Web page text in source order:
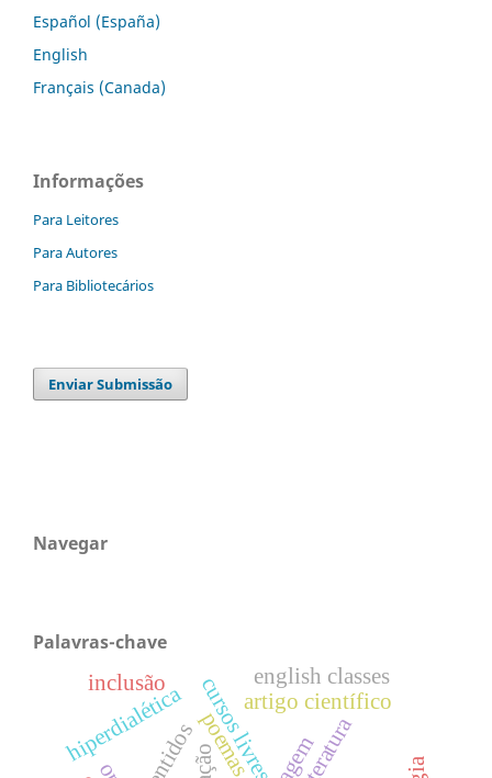
Español (España)
English
Français (Canada)
Informações
Para Leitores
Para Autores
Para Bibliotecários
Enviar Submissão
Navegar
Palavras-chave
literatura
poemas
cursos livres
sentidos
artigo científico
english classes
hiperdialética
inclusão